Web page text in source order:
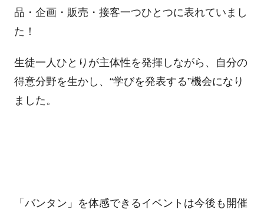
品・企画・販売・接客一つひとつに表れていまし
た！
生徒一人ひとりが主体性を発揮しながら、自分の
得意分野を生かし、“学びを発表する”機会になり
ました。
「バンタン」を体感できるイベントは今後も開催